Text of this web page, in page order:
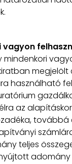
mindenkori
megjelölt
használható
az
teljes